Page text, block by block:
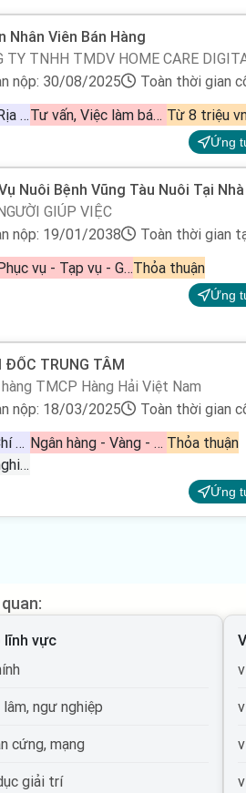
Nhân Viên Bán Hàng
TY TNHH TMDV HOME CARE
nộp: 30/08/2025
Toàn thời gian
Hồ Chí Minh, Bà Rịa Vũng Tàu
Tư vấn, Việc làm bán hàng, Nhân viên kinh doanh bán hàng Từ 8 triệu
Ứng
Nuôi Bệnh Vũng Tàu Nuôi Tại
Tín Chuyên Nghiệp Gọi Chị Là Có
GIÚP VIỆC
nộp: 19/01/2038
Toàn thời gian
Phục vụ - Tạp vụ - Giúp việcThỏa thuận
Ứng
ĐỐC TRUNG TÂM
TMCP Hàng Hải Việt Nam
nộp: 18/03/2025
Toàn thời gian
Bình Thuận, Hồ Chí Minh, Bình Dương, Bà Rịa Vũng Tàu, Đồng Nai
Ngân hàng - Vàng - Chứng khoán - Đầu tư Thỏa thuận
Hơn 5 năm kinh nghiệm
Ứng
lĩnh vực
ngư nghiệp
cứng, mạng
giải trí